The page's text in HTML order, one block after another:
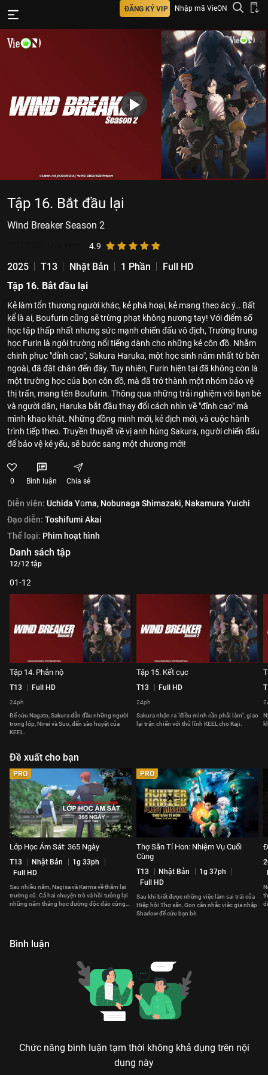
ĐĂNG KÝ VIP Nhập mã VieON
Tập 16. Bắt đầu lại
Wind Breaker Season 2
4.9
2025 T13 Nhật Bản 1 Phần
Full HD
Tập 16. Bắt đầu lại
Kẻ làm tổn thương người khác, kẻ phá hoại, kẻ mang theo ác ý… Bất
kể là ai, Boufurin cũng sẽ trừng phạt không nương tay! Với điểm số
học tập thấp nhất nhưng sức mạnh chiến đấu vô địch, Trường trung
học Furin là ngôi trường nổi tiếng dành cho những kẻ côn đồ. Nhằm
chinh phục "đỉnh cao", Sakura Haruka, một học sinh năm nhất từ bên
ngoài, đã đặt chân đến đây. Tuy nhiên, Furin hiện tại đã không còn là
một trường học của bọn côn đồ, mà đã trở thành một nhóm bảo vệ
thị trấn, mang tên Boufurin. Thông qua những trải nghiệm với bạn bè
và người dân, Haruka bắt đầu thay đổi cách nhìn về "đỉnh cao" mà
mình khao khát. Những đồng minh mới, kẻ địch mới, và cuộc hành
trình tiếp theo. Truyền thuyết về vị anh hùng Sakura, người chiến đấu
để bảo vệ kẻ yếu, sẽ bước sang một chương mới!
0 Bình luận Chia sẻ
Diễn viên: Uchida Yūma, Nobunaga Shimazaki, Nakamura Yuichi
Đạo diễn: Toshifumi Akai
Thể loại: Phim hoạt hình
Danh sách tập
12/12 tập
01-12
Tập 14. Phẫn nộ
T13 Full HD
24ph
Để cứu Nagato, Sakura dẫn đầu những người
trong lớp, Nirei và Suo, đến sào huyệt của
KEEL.
Tập 15. Kết cục
T13 Full HD
24ph
Sakura nhận ra "điều mình cần phải làm", giao
lại trận chiến với thủ lĩnh KEEL cho Kaji.
Đề xuất cho bạn
PRO
Lớp Học Ám Sát: 365 Ngày
T13 Nhật Bản
1g 33ph
Full HD
Sau nhiều năm, Nagisa và Karma về thăm lại
trường cũ. Cả hai chuyện trò và hồi tưởng lại
những năm tháng học đường độc đáo cùng
PRO
Thợ Săn Tí Hon: Nhiệm Vụ Cuối
Cùng
T13 Nhật Bản
1g 37ph
Full HD
Sau khi biết được những việc làm sai trái của
Hiệp hội Thợ săn, Gon cân nhắc việc gia nhập
Shadow để cứu bạn bè.
Bình luận
Chức năng bình luận tạm thời không khả dụng trên nội
dung này